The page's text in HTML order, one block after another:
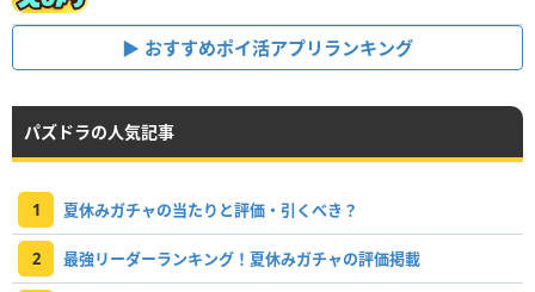
おすすめポイ活アプリランキング
パズドラの人気記事
1 夏休みガチャの当たりと評価・引くべき？
2 最強リーダーランキング！夏休みガチャの評価掲載